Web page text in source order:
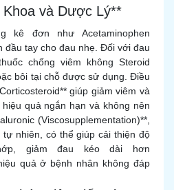
và Dược Lý**
kê đơn như Acetaminophen
đầu tay cho đau nhẹ. Đối với đau
chống viêm không Steroid
bôi tại chỗ được sử dụng. Điều
giúp giảm viêm và
quả ngắn hạn và không nên
(Viscosupplementation)**,
nhiên, có thể giúp cải thiện độ
giảm đau kéo dài hơn
quả ở bệnh nhân không đáp